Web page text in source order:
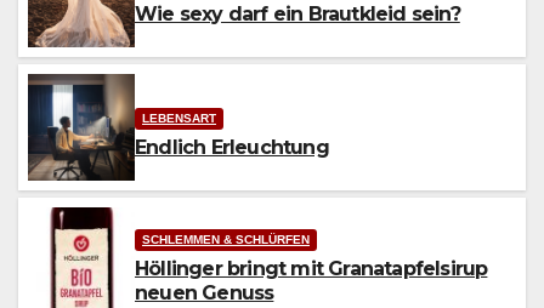
Wie sexy darf ein Brautkleid sein?
LEBENSART
Endlich Erleuchtung
SCHLEMMEN & SCHLÜRFEN
Höllinger bringt mit Granatapfelsirup
neuen Genuss